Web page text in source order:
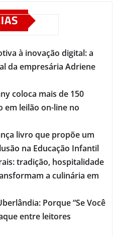
à inovação digital: a
da empresária Adriene
coloca mais de 150
em leilão on-line no
livro que propõe um
na Educação Infantil
tradição, hospitalidade
a culinária em
Porque “Se Você
entre leitores